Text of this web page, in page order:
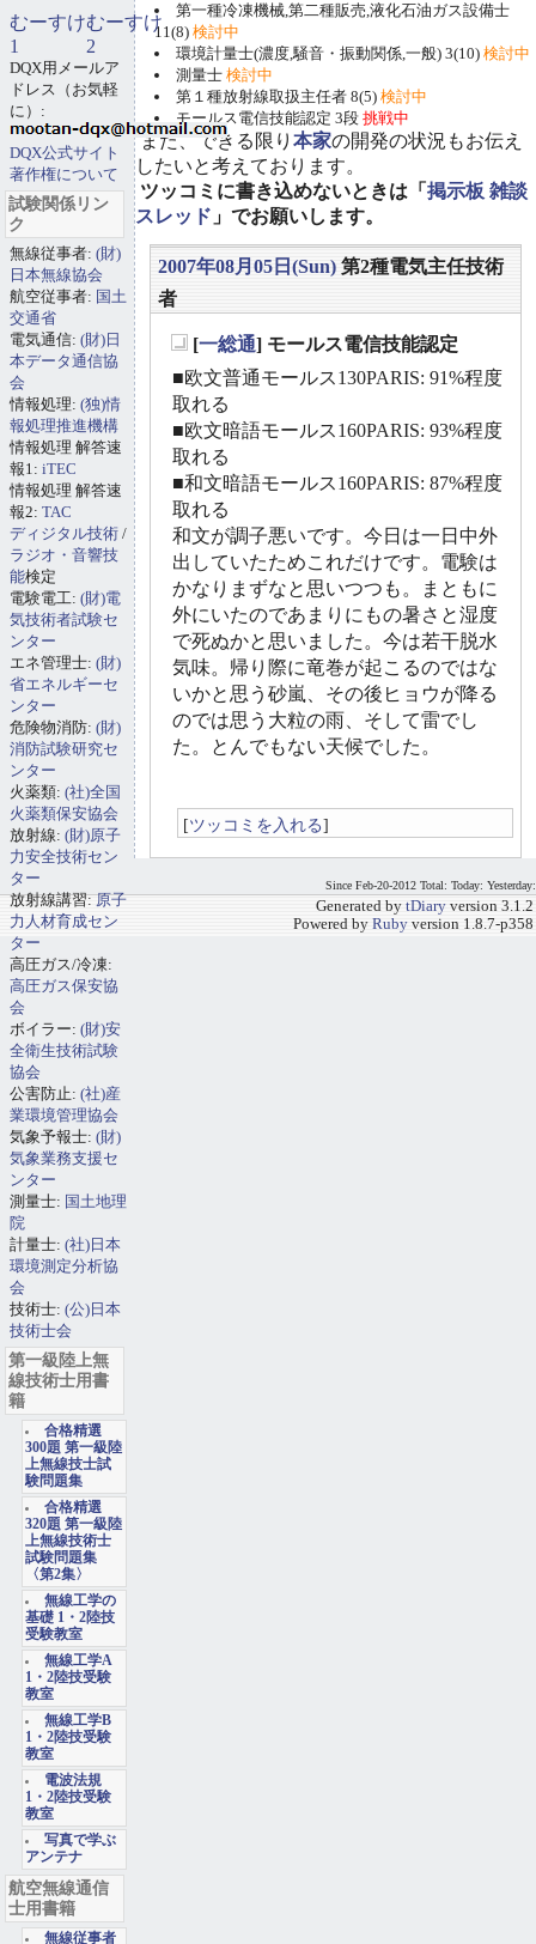
第一種冷凍機械,第二種販売,液化石油ガス設備士
11(8) 検討中
環境計量士(濃度,騒音・振動関係,一般) 3(10) 検討中
測量士 検討中
第１種放射線取扱主任者 8(5) 検討中
モールス電信技能認定 3段 挑戦中
また、できる限り 本家の開発の状況もお伝え
したいと考えております。
ツッコミに書き込めないときは「 掲示板 雑談
スレッド 」でお願いします。
2007年08月05日(Sun) 第2種電気主任技術
者
[一総通] モールス電信技能認定
■欧文普通モールス130PARIS: 91%程度
取れる
■欧文暗語モールス160PARIS: 93%程度
取れる
■和文暗語モールス160PARIS: 87%程度
取れる
和文が調子悪いです。今日は一日中外
出していたためこれだけです。電験は
かなりまずなと思いつつも。まともに
外にいたのであまりにもの暑さと湿度
で死ぬかと思いました。今は若干脱水
気味。帰り際に竜巻が起こるのではな
いかと思う砂嵐、その後ヒョウが降る
のでは思う大粒の雨、そして雷でし
た。とんでもない天候でした。
[ツッコミを入れる]
むーすけ
1
むーすけ
2
DQX用メールア
ドレス（お気軽
に）:
DQX公式サイト
著作権について
試験関係リン
ク
無線従事者: (財)
日本無線協会
航空従事者: 国土
交通省
電気通信: (財)日
本データ通信協
会
情報処理: (独)情
報処理推進機構
情報処理 解答速
報1: iTEC
情報処理 解答速
報2: TAC
ディジタル技術 /
ラジオ・音響技
能検定
電験電工: (財)電
気技術者試験セ
ンター
エネ管理士: (財)
省エネルギーセ
ンター
危険物消防: (財)
消防試験研究セ
ンター
火薬類: (社)全国
火薬類保安協会
放射線: (財)原子
力安全技術セン
ター
放射線講習:原子
力人材育成セン
ター
高圧ガス/冷凍:
高圧ガス保安協
会
ボイラー: (財)安
全衛生技術試験
協会
公害防止: (社)産
業環境管理協会
気象予報士: (財)
気象業務支援セ
ンター
測量士: 国土地理
院
計量士: (社)日本
環境測定分析協
会
技術士: (公)日本
技術士会
第一級陸上無
線技術士用書
籍
合格精選
300題 第一級陸
上無線技士試
験問題集
合格精選
320題 第一級陸
上無線技術士
試験問題集
〈第2集〉
無線工学の
基礎 1・2陸技
受験教室
無線工学A
1・2陸技受験
教室
無線工学B
1・2陸技受験
教室
電波法規
1・2陸技受験
教室
写真で学ぶ
アンテナ
航空無線通信
士用書籍
無線従事者
Since Feb-20-2012 Total: Today: Yesterday:
Generated by tDiary version 3.1.2
Powered by Ruby version 1.8.7-p358